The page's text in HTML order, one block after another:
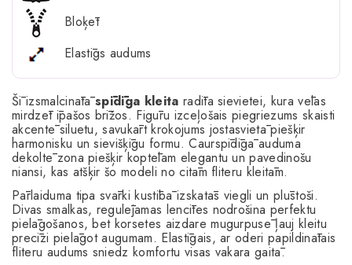
Bloķēt
Elastīgs audums
Šī izsmalcinātāspīdīga kleita radīta sievietei, kura vēlas
mirdzēt īpašos brīžos. Figūru izceļošais piegriezums skaisti
akcentē siluetu, savukārt krokojums jostasvietā piešķir
harmonisku un sievišķīgu formu. Caurspīdīgā auduma
dekoltē zona piešķir koptēlam elegantu un pavedinošu
niansi, kas atšķir šo modeli no citām fliteru kleitām.
Pārlaiduma tipa svārki kustībā izskatās viegli un plūstoši.
Divas smalkas, regulējamas lencītes nodrošina perfektu
pielāgošanos, bet korsetes aizdare mugurpusē ļauj kleitu
precīzi pielāgot augumam. Elastīgais, ar oderi papildinātais
fliteru audums sniedz komfortu visas vakara gaitā.